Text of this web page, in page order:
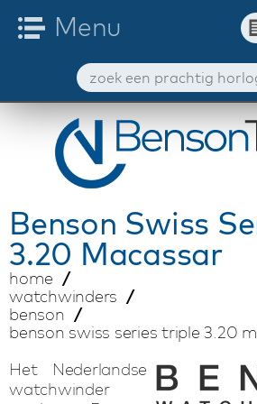
Benson Swiss
3.20 Macassar
home
watchwinders
benson
benson swiss series triple 3.20
Het Nederlandse
watchwinder